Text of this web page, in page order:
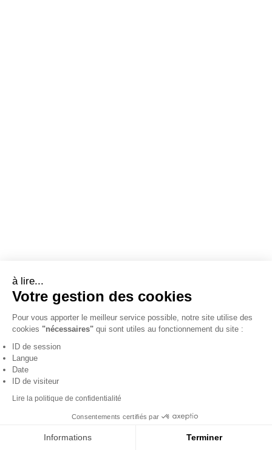
à lire...
Votre gestion des cookies
Pour vous apporter le meilleur service possible, notre site utilise des
cookies "nécessaires" qui sont utiles au fonctionnement du site :
ID de session
Langue
Date
ID de visiteur
Lire la politique de confidentialité
Consentements certifiés par
Informations Terminer